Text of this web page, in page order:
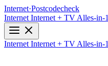
Internet·Postcodecheck
Internet Internet + TV Alles-in-1
Internet Internet + TV Alles-in-1